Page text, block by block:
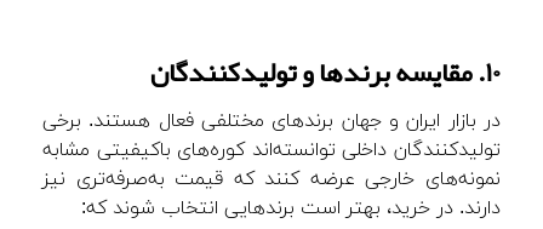
۱۰. مقایسه برندها و تولیدکنندگان
در بازار ایران و جهان برندهای مختلفی فعال هستند. برخی
تولیدکنندگان داخلی توانسته‌اند کوره‌های باکیفیتی مشابه
نمونه‌های خارجی عرضه کنند که قیمت به‌صرفه‌تری نیز
دارند. در خرید، بهتر است برندهایی انتخاب شوند که: